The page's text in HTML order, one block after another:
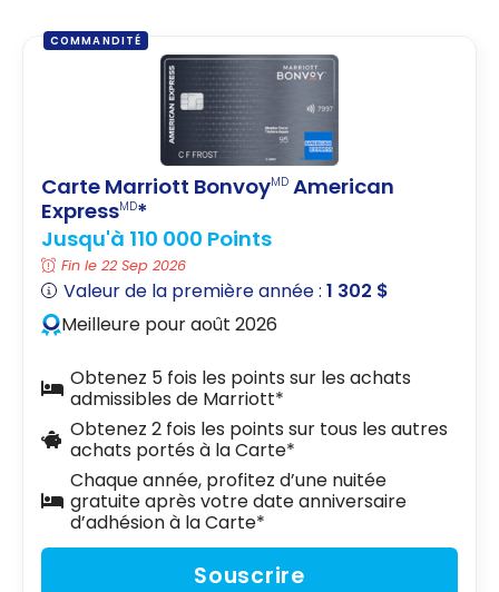
COMMANDITÉ
Carte Marriott BonvoyMD American
ExpressMD*
Jusqu'à 110 000 Points
Fin le 22 Sep 2026
Valeur de la première année :1 302 $
Meilleure pour août 2026
Obtenez 5 fois les points sur les achats
admissibles de Marriott*
Obtenez 2 fois les points sur tous les autres
achats portés à la Carte*
Chaque année, profitez d’une nuitée
gratuite après votre date anniversaire
d’adhésion à la Carte*
Souscrire